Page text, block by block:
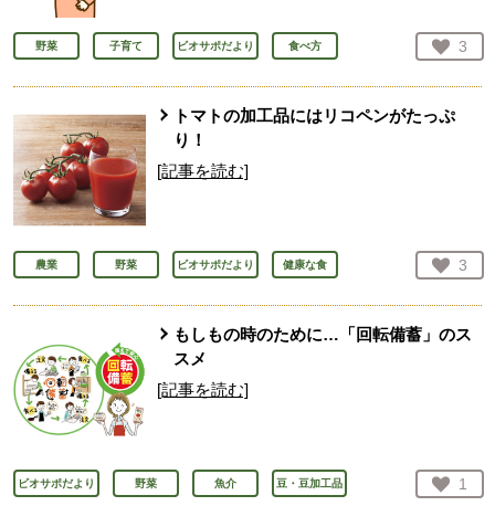
野菜 子育て ビオサポだより 食べ方 お気
3
人
トマトの加工品にはリコペンがたっぷ
り！
[記事を読む]
農業 野菜 ビオサポだより 健康な食 お気
3
人
もしもの時のために…「回転備蓄」のス
スメ
[記事を読む]
ビオサポだより 野菜 魚介 豆・豆加工品 お気
1
人